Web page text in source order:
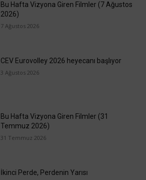
Bu Hafta Vizyona Giren Filmler (7 Ağustos
2026)
7 Ağustos 2026
CEV Eurovolley 2026 heyecanı başlıyor
3 Ağustos 2026
Bu Hafta Vizyona Giren Filmler (31
Temmuz 2026)
31 Temmuz 2026
İkinci Perde, Perdenin Yarısı